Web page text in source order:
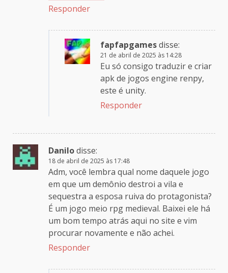
Responder
fapfapgamesdisse:
21 de abril de 2025 às 14:28
Eu só consigo traduzir e criar
apk de jogos engine renpy,
este é unity.
Responder
Danilodisse:
18 de abril de 2025 às 17:48
Adm, você lembra qual nome daquele jogo
em que um demônio destroi a vila e
sequestra a esposa ruiva do protagonista?
É um jogo meio rpg medieval. Baixei ele há
um bom tempo atrás aqui no site e vim
procurar novamente e não achei.
Responder